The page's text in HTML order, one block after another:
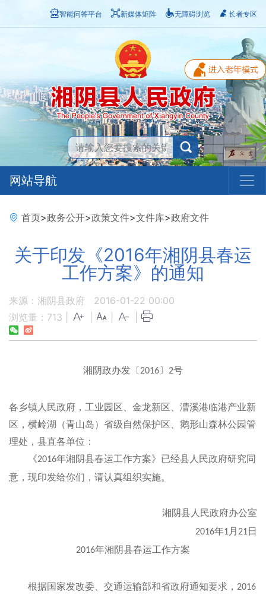
智能问答平台 新媒体矩阵 无障碍浏览 长者专区
网站导航
首页>政务公开>政策文件>文件库>政府文件
关于印发《2016年湘阴县春运
工作方案》的通知
来源：湘阴县政府
2016-01-22 00:00
浏览量： 713
湘阴政办发〔2016〕 2号
各乡镇人民政府，工业园区、金龙新区、漕溪港临港产业新
区，横岭湖（青山岛）省级自然保护区、鹅形山森林公园管
理处，县直各单位：
《2016年湘阴县春运工作方案》已经县人民政府研究同
意，现印发给你们，请认真组织实施。
湘阴县人民政府办公室
2016年1月 21日
2016年湘阴县春运工作方案
根据国家发改委、交通运输部和省政府通知要求， 2016